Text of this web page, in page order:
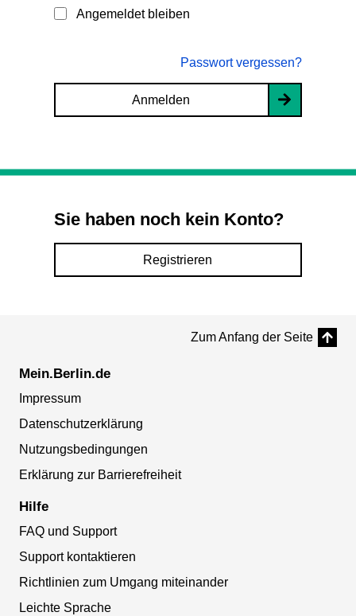
Angemeldet bleiben
Passwort vergessen?
Anmelden
Sie haben noch kein Konto?
Registrieren
Zum Anfang der Seite
Mein.Berlin.de
Impressum
Datenschutzerklärung
Nutzungsbedingungen
Erklärung zur Barrierefreiheit
Hilfe
FAQ und Support
Support kontaktieren
Richtlinien zum Umgang miteinander
Leichte Sprache